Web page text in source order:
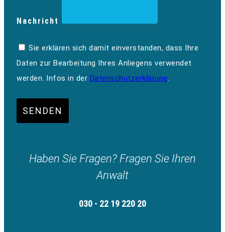
Nachricht
Sie erklären sich damit einverstanden, dass Ihre
Daten zur Bearbeitung Ihres Anliegens verwendet
werden. Infos in der Datenschutzerklärung.
SENDEN
Haben Sie Fragen? Fragen Sie Ihren
Anwalt
030 - 22 19 220 20